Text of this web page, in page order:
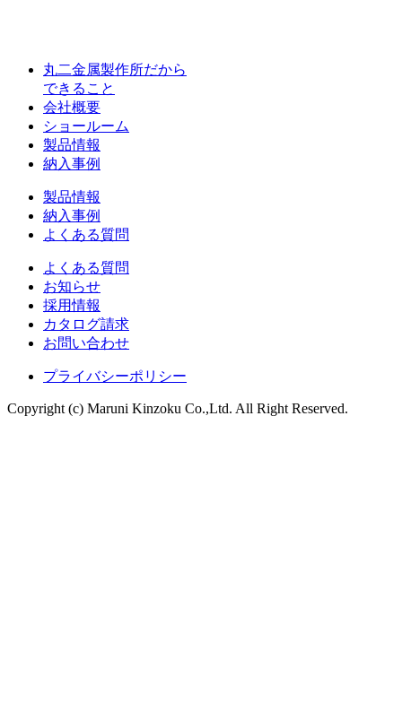
丸二金属製作所だから
できること
会社概要
ショールーム
製品情報
納入事例
製品情報
納入事例
よくある質問
よくある質問
お知らせ
採用情報
カタログ請求
お問い合わせ
プライバシーポリシー
Copyright (c) Maruni Kinzoku Co.,Ltd. All Right Reserved.